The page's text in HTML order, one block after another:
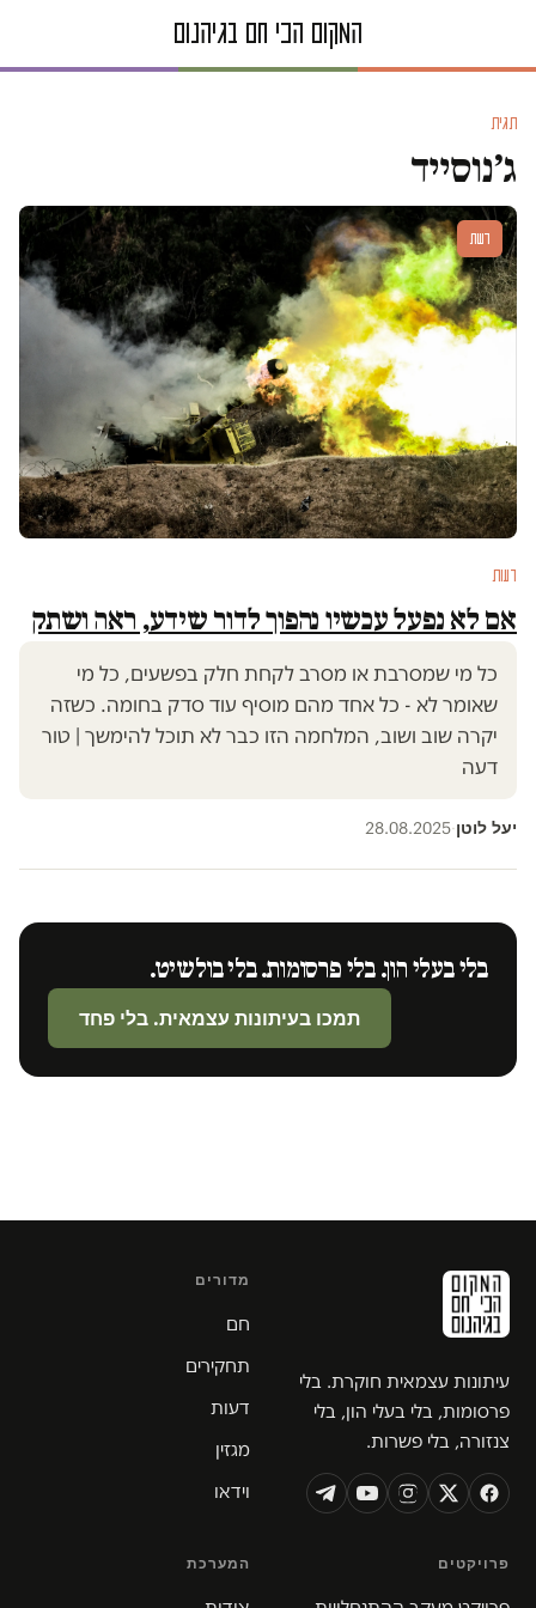
תגית
ג׳נוסייד
דעות
דעות
אם לא נפעל עכשיו נהפוך לדור שידע, ראה ושתק
כל מי שמסרבת או מסרב לקחת חלק בפשעים, כל מי
שאומר לא - כל אחד מהם מוסיף עוד סדק בחומה. כשזה
יקרה שוב ושוב, המלחמה הזו כבר לא תוכל להימשך | טור
דעה
יעל לוטן·
28.08.2025
בלי בעלי הון. בלי פרסומות. בלי בולשיט.
תמכו בעיתונות עצמאית. בלי פחד
עיתונות עצמאית חוקרת. בלי
פרסומות, בלי בעלי הון, בלי
צנזורה, בלי פשרות.
מדורים
חם
תחקירים
דעות
מגזין
וידאו
פרויקטים המערכת